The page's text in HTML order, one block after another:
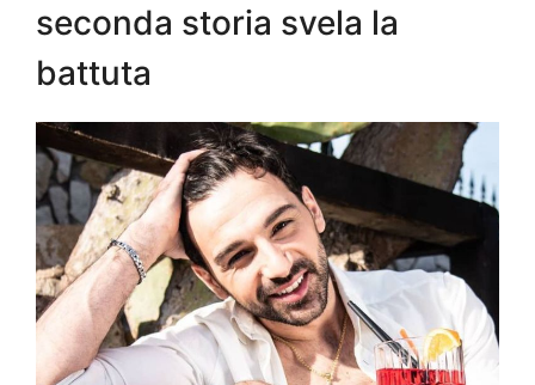
seconda storia svela la
battuta